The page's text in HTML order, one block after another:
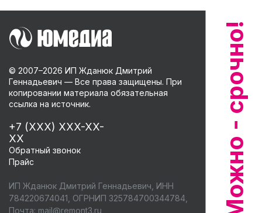
© 2007–2026 ИП Жданюк Дмитрий
Геннадьевич — Все права защищены. При
копировании материала обязательная
ссылка на источник.
+7 (XXX) XXX-XX-
XX
Обратный звонок
Прайс
ИП Жданюк Дмитрий Геннадьевич, ИНН
784220674041, ОГРНИП 325784700344784,
Почта: mail@remont3.ru